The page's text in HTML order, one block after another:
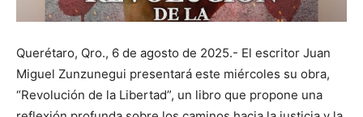
Querétaro, Qro., 6 de agosto de 2025.- El escritor Juan
Miguel Zunzunegui presentará este miércoles su obra,
“Revolución de la Libertad”, un libro que propone una